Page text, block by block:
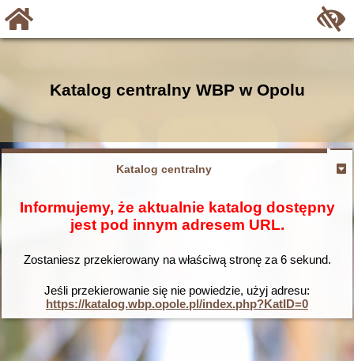
Katalog centralny WBP w Opolu
Katalog centralny
Informujemy, że aktualnie katalog dostępny
jest pod innym adresem URL.
Zostaniesz przekierowany na właściwą stronę za 6sekund.
Jeśli przekierowanie się nie powiedzie, użyj adresu:
https://katalog.wbp.opole.pl/index.php?KatID=0